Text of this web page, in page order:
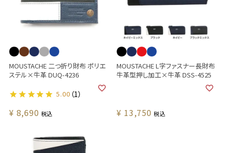
MOUSTACHE 二つ折り財布 ポリエ
ステル×牛革 DUQ-4236
¥ 8,690 税込
5.00 （1）
MOUSTACHE L字ファスナー長財布
牛革型押し加工×牛革 DSS-4525
¥ 13,750 税込